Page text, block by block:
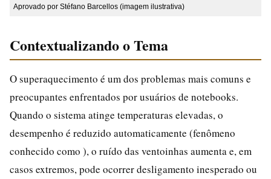
Aprovado por Stéfano Barcellos (imagem ilustrativa)
Contextualizando o Tema
O superaquecimento é um dos problemas mais comuns e
preocupantes enfrentados por usuários de notebooks.
Quando o sistema atinge temperaturas elevadas, o
desempenho é reduzido automaticamente (fenômeno
conhecido como ), o ruído das ventoinhas aumenta e, em
casos extremos, pode ocorrer desligamento inesperado ou